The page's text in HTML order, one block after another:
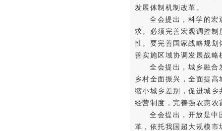
发展体制机制改革。
全会提出，科学的宏
求。必须完善宏观调控
性。要完善国家战略规
善实施区域协调发展战略
全会提出，城乡融合
乡村全面振兴，全面提
缩小城乡差别，促进城
经营制度，完善强农惠
全会提出，开放是中
革，依托我国超大规模